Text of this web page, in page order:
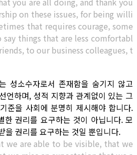
on these issues, for being willi
that requires courage, some
things that are less comfortabl
to our business colleagues, t
성소수자로서 존재함을 숨기지 않고
언하며, 성적 지향과 관계없이 있는 그
준을 사회에 분명히 제시해야 합니다.
한 권리를 요구하는 것이 아닙니다. 모
을 권리를 요구하는 것일 뿐입니다.
we are able to be visible, that we